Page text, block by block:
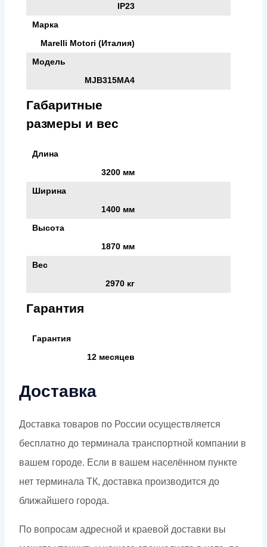
IP23
Марка
Marelli Motori (Италия)
Модель
MJB315MA4
Габаритные
размеры и вес
Длина
3200 мм
Ширина
1400 мм
Высота
1870 мм
Вес
2970 кг
Гарантия
Гарантия
12 месяцев
Доставка
Доставка товаров по России осуществляется
бесплатно до терминала транспортной компании в
вашем городе. Если в вашем населённом пункте
нет терминала ТК, доставка производится до
ближайшего города.
По вопросам адресной и краевой доставки вы